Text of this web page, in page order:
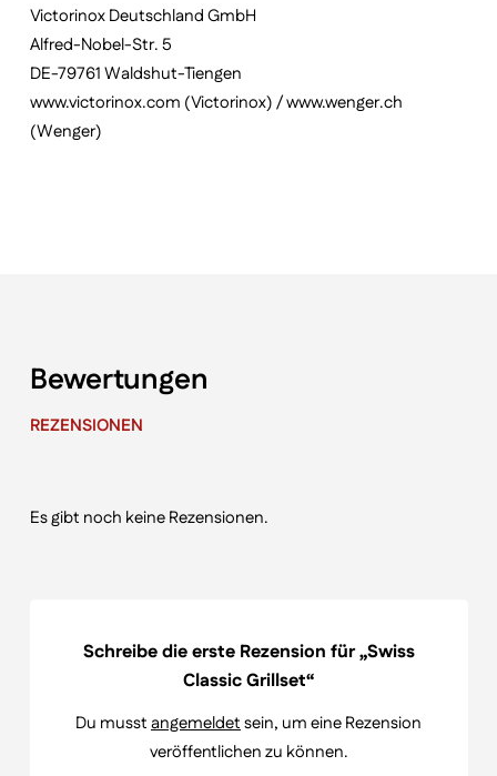
Victorinox Deutschland GmbH
Alfred-Nobel-Str. 5
DE-79761 Waldshut-Tiengen
www.victorinox.com (Victorinox) / www.wenger.ch
(Wenger)
Bewertungen
REZENSIONEN
Es gibt noch keine Rezensionen.
Schreibe die erste Rezension für „Swiss
Classic Grillset“
Du musstangemeldetsein, um eine Rezension
veröffentlichen zu können.